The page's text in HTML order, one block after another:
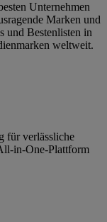
Unternehmen
Marken und
und Bestenlisten in
weltweit.
für verlässliche
in-One-Plattform